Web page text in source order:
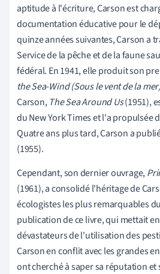
aptitude à l'écriture, Carson est
documentation éducative pour le
quinze années suivantes, Carson a
Service de la pêche et de la faune
fédéral. En 1941, elle produit son
the Sea-Wind (Sous le vent de la
Carson, The Sea Around Us(1951),
du New York Times et l'a propulsée
Quatre ans plus tard, Carson a
(1955).
Cependant, son dernier ouvrage,
(1961), a consolidé l'héritage de
écologistes les plus remarquables
publication de ce livre, qui mettait
dévastateurs de l'utilisation des
Carson en conflit avec les grandes
ont cherché à saper sa réputation et